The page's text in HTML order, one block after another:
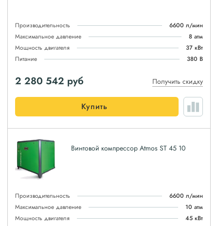
Производительность
6600 л/мин
Максимальное давление
8 атм
Мощность двигателя
37 кВт
Питание
380 В
2 280 542 руб Получить скидку
Купить
Винтовой компрессор Atmos ST 45 10
Производительность
6600 л/мин
Максимальное давление
10 атм
Мощность двигателя
45 кВт